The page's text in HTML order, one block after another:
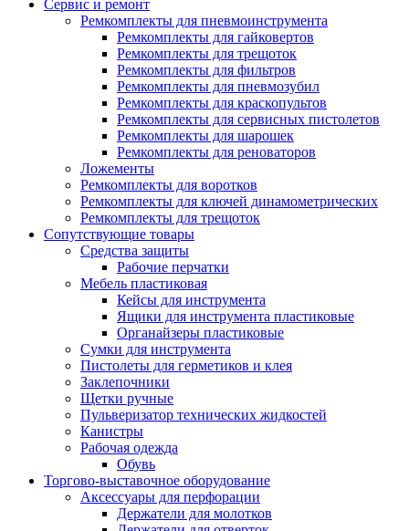
Сервис и ремонт
Ремкомплекты для пневмоинструмента
Ремкомплекты для гайковертов
Ремкомплекты для трещоток
Ремкомплекты для фильтров
Ремкомплекты для пневмозубил
Ремкомплекты для краскопультов
Ремкомплекты для сервисных пистолетов
Ремкомплекты для шарошек
Ремкомплекты для реноваторов
Ложементы
Ремкомплекты для воротков
Ремкомплекты для ключей динамометрических
Ремкомплекты для трещоток
Сопутствующие товары
Средства защиты
Рабочие перчатки
Мебель пластиковая
Кейсы для инструмента
Ящики для инструмента пластиковые
Органайзеры пластиковые
Сумки для инструмента
Пистолеты для герметиков и клея
Заклепочники
Щетки ручные
Пульверизатор технических жидкостей
Канистры
Рабочая одежда
Обувь
Торгово-выставочное оборудование
Аксессуары для перфорации
Держатели для молотков